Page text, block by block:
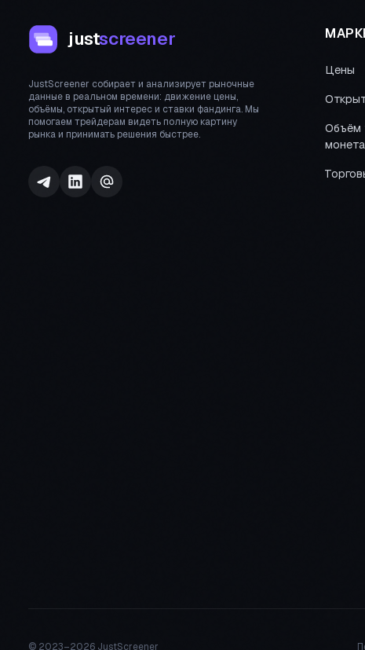
justscreener
JustScreener собирает и анализирует рыночные
данные в реальном времени: движение цены,
объёмы, открытый интерес и ставки фандинга. Мы
помогаем трейдерам видеть полную картину
рынка и принимать решения быстрее.
Цены
Объём
© 2023–2026 JustScreener